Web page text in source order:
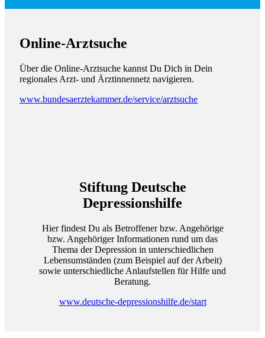
Online-Arztsuche
Über die Online-Arztsuche kannst Du Dich in Dein
regionales Arzt- und Ärztinnennetz navigieren.
www.bundesaerztekammer.de/service/arztsuche
Stiftung Deutsche
Depressionshilfe
Hier findest Du als Betroffener bzw. Angehörige
bzw. Angehöriger Informationen rund um das
Thema der Depression in unterschiedlichen
Lebensumständen (zum Beispiel auf der Arbeit)
sowie unterschiedliche Anlaufstellen für Hilfe und
Beratung.
www.deutsche-depressionshilfe.de/start